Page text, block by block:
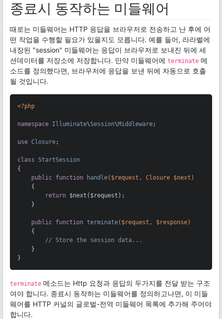
종료시 동작하는 미들웨어
때로는 미들웨어는 HTTP 응답을 브라우저로 전송하고 난 후에 어
떤 작업을 수행할 필요가 있을지도 모릅니다. 예를 들어, 라라벨에
내장된 "session" 미들웨어는 응답이 브라우저로 보내진 뒤에 세
션데이터를 저장소에 저장합니다. 만약 미들웨어에 terminate 메
소드를 정의했다면, 브라우저에 응답을 보낸 뒤에 자동으로 호출
될 것입니다.
<?php
namespace Illuminate\Session\Middleware;
use Closure;
class
StartSession
{
public function handle($request, Closure $next)
{
return $next($request);
    }
public function terminate($request, $response)
{
// Store the session data...
    }
}
terminate 메소드는 Http 요청과 응답의 두가지를 전달 받는 구조
여야 합니다. 종료시 동작하는 미들웨어를 정의하고나면, 이 미들
웨어를 HTTP 커널의 글로벌-전역 미들웨어 목록에 추가해 주어야
합니다.